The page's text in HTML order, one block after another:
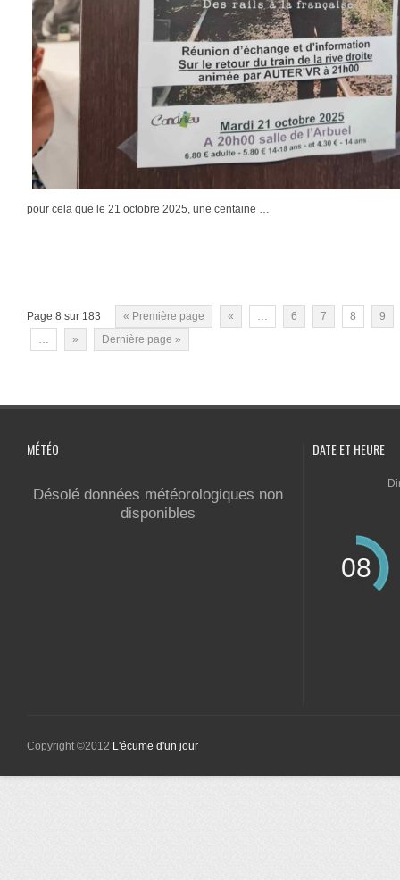
pour cela que le 21 octobre 2025, une centaine …
Page 8 sur 183 « Première page « 6 7 8
9
» Dernière page »
MÉTÉO
Désolé données météorologiques non
disponibles
DATE ET HEURE
08
Copyright ©2012 L'écume d'un jour